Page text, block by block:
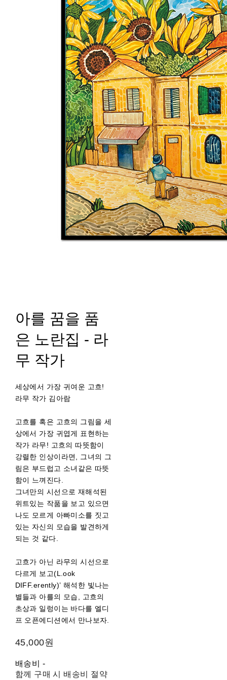
아를 꿈을 품
은 노란집 - 라
무 작가
세상에서 가장 귀여운 고흐!
라무 작가 김아람
고흐를 혹은 고흐의 그림을 세
상에서 가장 귀엽게 표현하는
작가 라무! 고흐의 따뜻함이
강렬한 인상이라면, 그녀의 그
림은 부드럽고 소녀같은 따뜻
함이 느껴진다.
그녀만의 시선으로 재해석된
위트있는 작품을 보고 있으면
나도 모르게 아빠미소를 짓고
있는 자신의 모습을 발견하게
되는 것 같다.
고흐가 아닌 라무의 시선으로
다르게 보고(L.ook
DIFF.erently)’ 해석한 빛나는
별들과 아를의 모습, 고흐의
초상과 일렁이는 바다를 엘디
프 오픈에디션에서 만나보자.
45,000원
배송비 -
함께 구매 시 배송비 절약